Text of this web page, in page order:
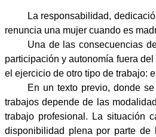
La responsabilidad,
renuncia una mujer cuando es
Una de las consecuencias
participación y autonomía fuera
el ejercicio de otro tipo de trabajo:
En un texto previo, donde
trabajos depende de las
trabajo profesional. La situación
disponibilidad plena por parte de